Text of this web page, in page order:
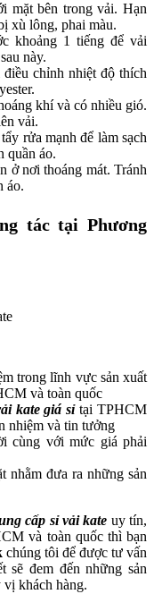
mặt bên trong vải. Hạn
xù lông, phai màu.
khoảng 1 tiếng để vải
này.
chỉnh nhiệt độ thích
khí và có nhiều gió.
vải.
rửa mạnh để làm sạch
quần áo.
ở nơi thoáng mát. Tránh
áo.
tác tại Phương
trong lĩnh vực sản xuất
và toàn quốc
kate giá sỉtại TPHCM
nhiệm và tin tưởng
cùng với mức giá phải
nhằm đưa ra những sản
cấp sỉ vải kate uy tín,
và toàn quốc thì bạn
chúng tôi để được tư vấn
sẽ đem đến những sản
vị khách hàng.